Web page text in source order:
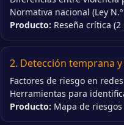
Normativa nacional (Ley
Producto: Reseña crítica
2. Detección temprana
Factores de riesgo en
Herramientas para
Producto: Mapa de